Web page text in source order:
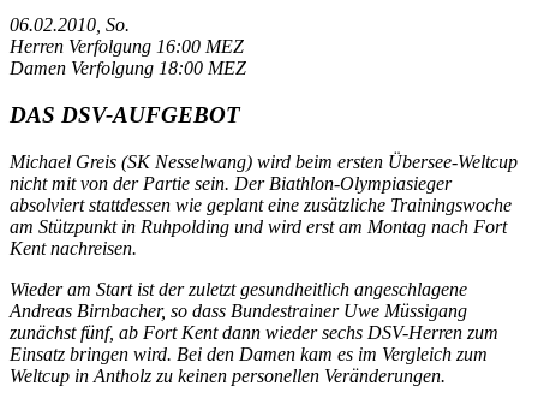
06.02.2010, So.
Herren Verfolgung 16:00 MEZ
Damen Verfolgung 18:00 MEZ
DAS DSV-AUFGEBOT
Michael Greis (SK Nesselwang) wird beim ersten Übersee-Weltcup
nicht mit von der Partie sein. Der Biathlon-Olympiasieger
absolviert stattdessen wie geplant eine zusätzliche Trainingswoche
am Stützpunkt in Ruhpolding und wird erst am Montag nach Fort
Kent nachreisen.
Wieder am Start ist der zuletzt gesundheitlich angeschlagene
Andreas Birnbacher, so dass Bundestrainer Uwe Müssigang
zunächst fünf, ab Fort Kent dann wieder sechs DSV-Herren zum
Einsatz bringen wird. Bei den Damen kam es im Vergleich zum
Weltcup in Antholz zu keinen personellen Veränderungen.